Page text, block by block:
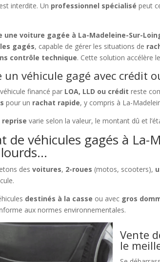
interdite. Un professionnel spécialisé peut
une voiture gagée à La-Madeleine-Sur-
gagés, capable de gérer les situations de
contrôle technique. Cette solution accélère
un véhicule gagé avec crédit
financé par LOA, LLD ou crédit reste
pour un rachat rapide, y compris à La-
reprise varie selon la valeur, le montant dû et
de véhicules gagés à
desvoitures, 2-roues (motos, scooters),
destinés à la casse ou avec gros
aux normes environnementales.
Vente
le